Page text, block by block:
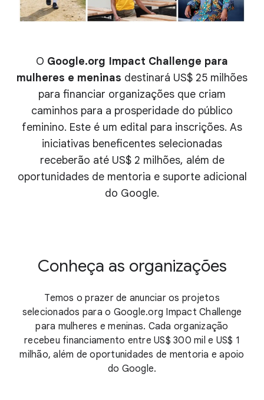
O Google.org Impact Challenge para
mulheres e meninas destinará US$ 25 milhões
para financiar organizações que criam
caminhos para a prosperidade do público
feminino. Este é um edital para inscrições. As
iniciativas beneficentes selecionadas
receberão até US$ 2 milhões, além de
oportunidades de mentoria e suporte adicional
do Google.
Conheça as organizações
Temos o prazer de anunciar os projetos
selecionados para o Google.org Impact Challenge
para mulheres e meninas. Cada organização
recebeu financiamento entre US$ 300 mil e US$ 1
milhão, além de oportunidades de mentoria e apoio
do Google.